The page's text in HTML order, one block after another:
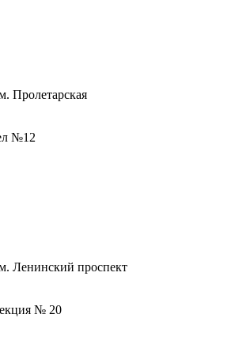
Пролетарская
№12
Ленинский проспект
№ 20